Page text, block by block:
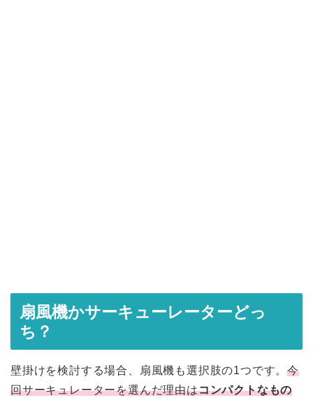
扇風機かサーキューレーターどっ
ち？
壁掛けを検討する場合、扇風機も選択肢の1つです。今
回サーキュレーターを選んだ理由はコンパクトなもの